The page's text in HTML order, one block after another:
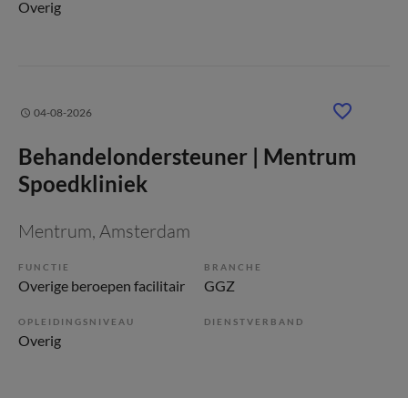
Overig
04-08-2026
Behandelondersteuner | Mentrum
Spoedkliniek
Mentrum, Amsterdam
FUNCTIE
Overige beroepen facilitair
BRANCHE
GGZ
OPLEIDINGSNIVEAU
Overig
DIENSTVERBAND